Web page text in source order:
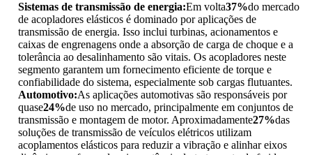
Sistemas de transmissão de energia:Em volta37%do mercado
de acopladores elásticos é dominado por aplicações de
transmissão de energia. Isso inclui turbinas, acionamentos e
caixas de engrenagens onde a absorção de carga de choque e a
tolerância ao desalinhamento são vitais. Os acopladores neste
segmento garantem um fornecimento eficiente de torque e
confiabilidade do sistema, especialmente sob cargas flutuantes.
Automotivo:As aplicações automotivas são responsáveis ​​por
quase24%de uso no mercado, principalmente em conjuntos de
transmissão e montagem de motor. Aproximadamente27%das
soluções de transmissão de veículos elétricos utilizam
acoplamentos elásticos para reduzir a vibração e alinhar eixos